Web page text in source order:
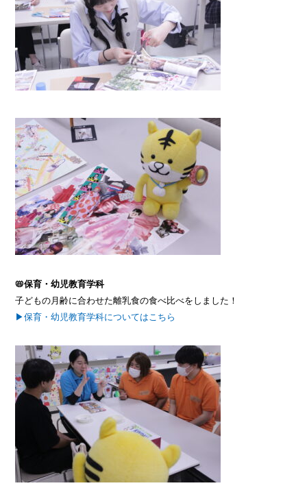
📛保育・幼児教育学科
子どもの月齢に合わせた離乳食の食べ比べをしました！
▶保育・幼児教育学科についてはこちら